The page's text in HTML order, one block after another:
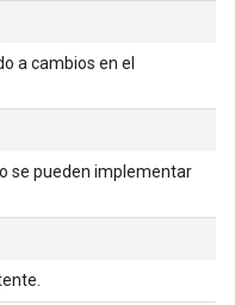
a cambios en el
se pueden implementar